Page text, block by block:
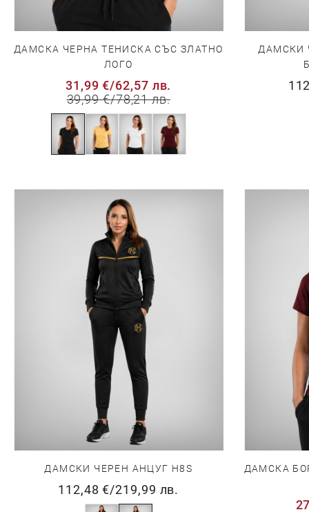
ДАМСКА ЧЕРНА ТЕНИСКА СЪС ЗЛАТНО
ЛОГО
31,99 €/62,57 лв.
39,99 €/78,21 лв.
ДАМСКИ
ДАМСКИ ЧЕРЕН АНЦУГ H8S
112,48 €/219,99 лв.
ДАМСКА